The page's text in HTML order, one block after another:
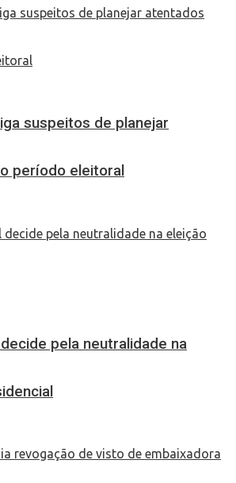
suspeitos de planejar
período eleitoral
pela neutralidade na